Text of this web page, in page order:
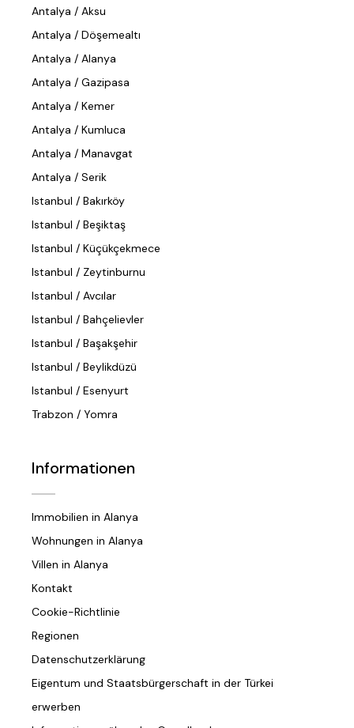
Antalya / Aksu
Antalya / Döşemealtı
Antalya / Alanya
Antalya / Gazipasa
Antalya / Kemer
Antalya / Kumluca
Antalya / Manavgat
Antalya / Serik
Istanbul / Bakırköy
Istanbul / Beşiktaş
Istanbul / Küçükçekmece
Istanbul / Zeytinburnu
Istanbul / Avcılar
Istanbul / Bahçelievler
Istanbul / Başakşehir
Istanbul / Beylikdüzü
Istanbul / Esenyurt
Trabzon / Yomra
Informationen
Immobilien in Alanya
Wohnungen in Alanya
Villen in Alanya
Kontakt
Cookie-Richtlinie
Regionen
Datenschutzerklärung
Eigentum und Staatsbürgerschaft in der Türkei
erwerben